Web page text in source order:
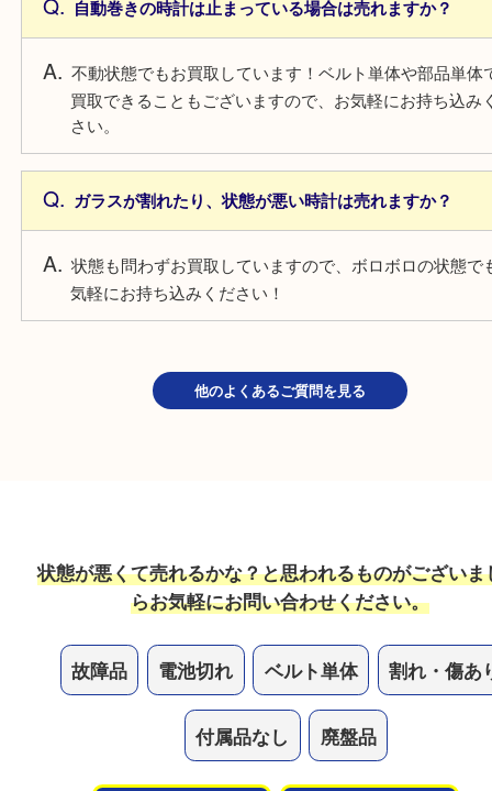
よくあるご質問
電池切れの時計は売れますか？
電池切れでもお買取しています！そのままの状態で
みください！
自動巻きの時計は止まっている場合は売れますか？
不動状態でもお買取しています！ベルト単体や部品
買取できることもございますので、お気軽にお持ち
状態も問わずお買取していますので、ボロボロの状
気軽にお持ち込みください！
他のよくあるご質問を見る